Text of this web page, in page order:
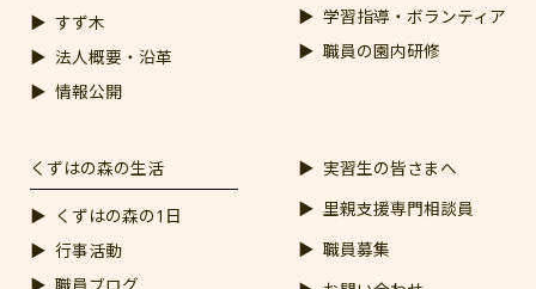
すず木
法人概要・沿革
情報公開
学習指導・ボランティア
職員の園内研修
くずはの森の生活
くずはの森の1日
行事活動
実習生の皆さまへ
里親支援専門相談員
職員募集